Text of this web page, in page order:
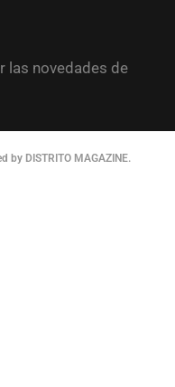
las novedades de
by DISTRITO MAGAZINE.